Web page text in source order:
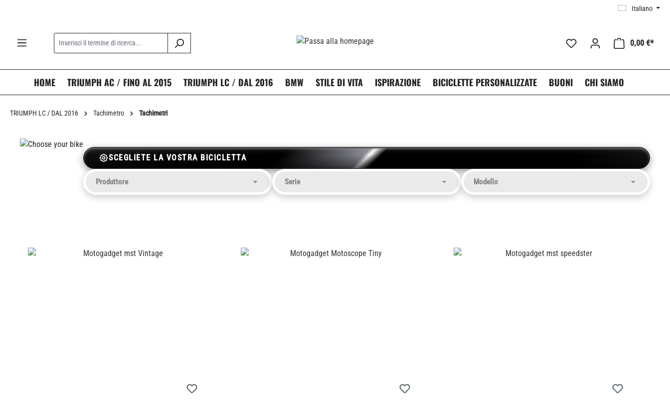
Italiano
0,00 €*
HOME TRIUMPH AC / FINO AL 2015 TRIUMPH LC / DAL 2016 BMW STILE DI VITA ISPIRAZIONE BICICLETTE PERSONALIZZATE BUONI CHI SIAMO
TRIUMPH LC / DAL 2016 Tachimetro Tachimetri
SCEGLIETE LA VOSTRA BICICLETTA